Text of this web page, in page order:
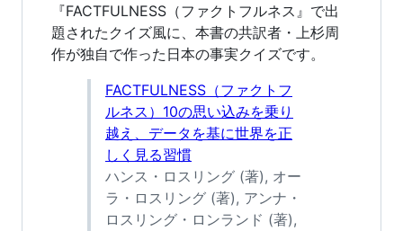
『FACTFULNESS（ファクトフルネス』で出
題されたクイズ風に、本書の共訳者・上杉周
作が独自で作った日本の事実クイズです。
FACTFULNESS（ファクトフ
ルネス）10の思い込みを乗り
越え、データを基に世界を正
しく見る習慣
ハンス・ロスリング (著), オー
ラ・ロスリング (著), アンナ・
ロスリング・ロンランド (著),